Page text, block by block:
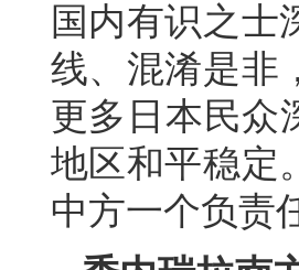
国内有识之士
线、混淆是非
更多日本民众
地区和平稳定
中方一个负责